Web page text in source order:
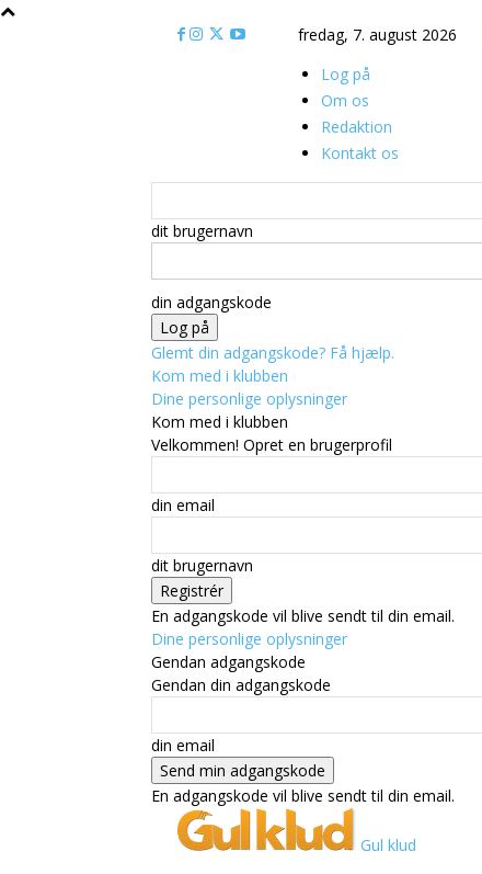
fredag, 7. august 2026
Log på
Om os
Redaktion
Kontakt os
dit brugernavn
din adgangskode
Glemt din adgangskode? Få hjælp.
Kom med i klubben
Dine personlige oplysninger
Kom med i klubben
Velkommen! Opret en brugerprofil
din email
dit brugernavn
En adgangskode vil blive sendt til din email.
Dine personlige oplysninger
Gendan adgangskode
Gendan din adgangskode
din email
En adgangskode vil blive sendt til din email.
Gul klud